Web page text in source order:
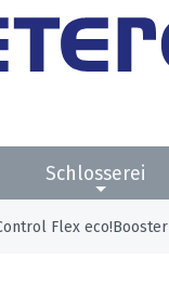
Schlosserei
Flex eco!Booster